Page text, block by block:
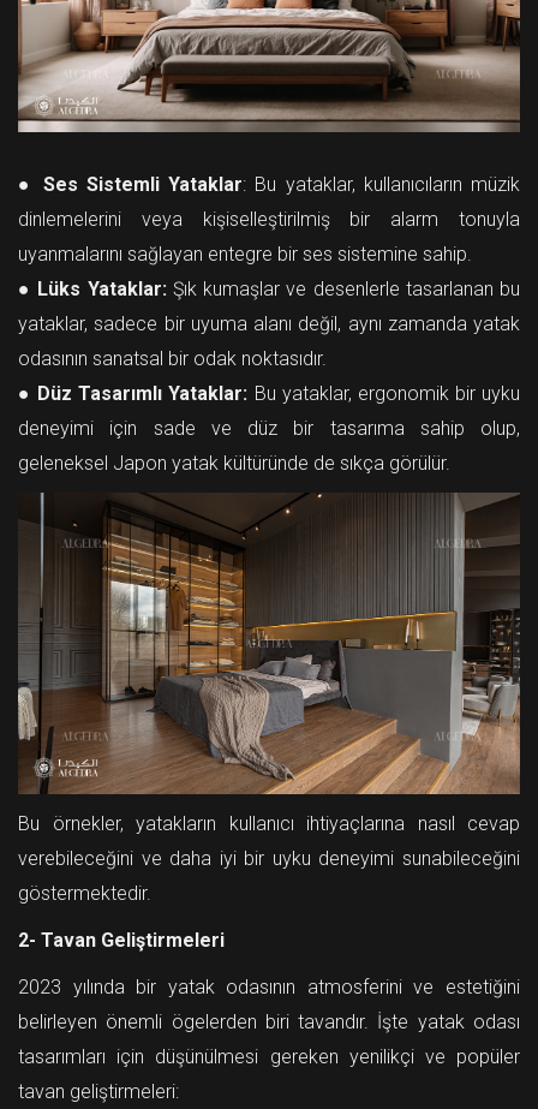
● Ses Sistemli Yataklar: Bu yataklar, kullanıcıların müzik
dinlemelerini veya kişiselleştirilmiş bir alarm tonuyla
uyanmalarını sağlayan entegre bir ses sistemine sahip.
● Lüks Yataklar: Şık kumaşlar ve desenlerle tasarlanan bu
yataklar, sadece bir uyuma alanı değil, aynı zamanda yatak
odasının sanatsal bir odak noktasıdır.
● Düz Tasarımlı Yataklar: Bu yataklar, ergonomik bir uyku
deneyimi için sade ve düz bir tasarıma sahip olup,
geleneksel Japon yatak kültüründe de sıkça görülür.
Bu örnekler, yatakların kullanıcı ihtiyaçlarına nasıl cevap
verebileceğini ve daha iyi bir uyku deneyimi sunabileceğini
göstermektedir.
2- Tavan Geliştirmeleri
2023 yılında bir yatak odasının atmosferini ve estetiğini
belirleyen önemli ögelerden biri tavandır. İşte yatak odası
tasarımları için düşünülmesi gereken yenilikçi ve popüler
tavan geliştirmeleri: